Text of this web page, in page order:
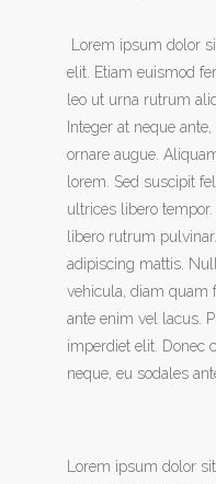
Lorem ipsum dolor
elit. Etiam euismod
leo ut urna rutrum
Integer at neque
ornare augue.
lorem. Sed suscipit
ultrices libero
libero rutrum
adipiscing mattis.
vehicula, diam quam
ante enim vel lacus.
imperdiet elit. Donec
neque, eu sodales
Lorem ipsum dolor